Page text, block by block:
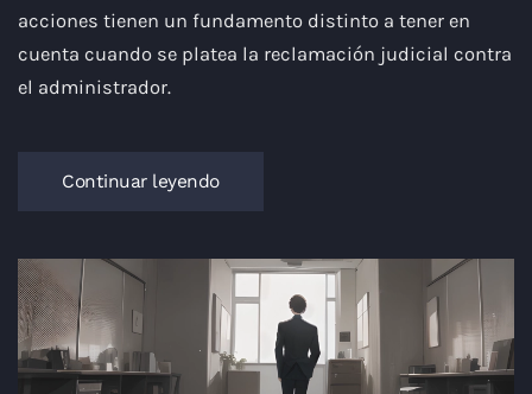
acciones tienen un fundamento distinto a tener en
cuenta cuando se platea la reclamación judicial contra
el administrador.
Continuar leyendo